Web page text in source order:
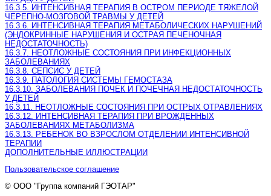
16.3.5. ИНТЕНСИВНАЯ ТЕРАПИЯ В ОСТРОМ ПЕРИОДЕ ТЯЖЕЛОЙ
ЧЕРЕПНО-МОЗГОВОЙ ТРАВМЫ У ДЕТЕЙ
16.3.6. ИНТЕНСИВНАЯ ТЕРАПИЯ МЕТАБОЛИЧЕСКИХ НАРУШЕНИЙ
(ЭНДОКРИННЫЕ НАРУШЕНИЯ И ОСТРАЯ ПЕЧЕНОЧНАЯ
НЕДОСТАТОЧНОСТЬ)
16.3.7. НЕОТЛОЖНЫЕ СОСТОЯНИЯ ПРИ ИНФЕКЦИОННЫХ
ЗАБОЛЕВАНИЯХ
16.3.8. СЕПСИС У ДЕТЕЙ
16.3.9. ПАТОЛОГИЯ СИСТЕМЫ ГЕМОСТАЗА
16.3.10. ЗАБОЛЕВАНИЯ ПОЧЕК И ПОЧЕЧНАЯ НЕДОСТАТОЧНОСТЬ
У ДЕТЕЙ
16.3.11. НЕОТЛОЖНЫЕ СОСТОЯНИЯ ПРИ ОСТРЫХ ОТРАВЛЕНИЯХ
16.3.12. ИНТЕНСИВНАЯ ТЕРАПИЯ ПРИ ВРОЖДЕННЫХ
ЗАБОЛЕВАНИЯХ МЕТАБОЛИЗМА
16.3.13. РЕБЕНОК ВО ВЗРОСЛОМ ОТДЕЛЕНИИ ИНТЕНСИВНОЙ
ТЕРАПИИ
ДОПОЛНИТЕЛЬНЫЕ ИЛЛЮСТРАЦИИ
Пользовательское соглашение
© ООО "Группа компаний ГЭОТАР"